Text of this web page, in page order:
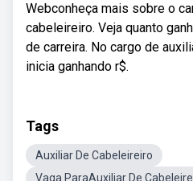
Webconheça mais sobre o
cabeleireiro. Veja quanto
de carreira. No cargo de
inicia ganhando r$.
Tags
Auxiliar De Cabeleireiro
Vaga ParaAuxiliar De